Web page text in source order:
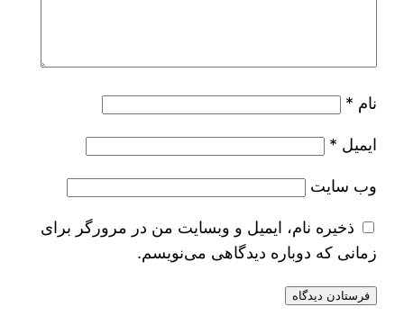
نام *
ایمیل *
وب‌ سایت
ذخیره نام، ایمیل و وبسایت من در مرورگر برای
زمانی که دوباره دیدگاهی می‌نویسم.